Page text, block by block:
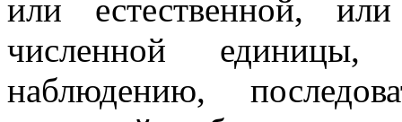
или естественной,
численной
наблюдению,